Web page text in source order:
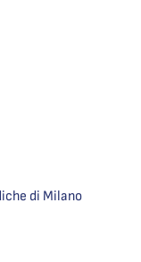
di Milano